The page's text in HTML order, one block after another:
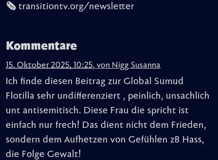
🗞️ transitiontv.org/newsletter
Kommentare
15. Oktober 2025, 10:25, von Nigg Susanna
Ich finde diesen Beitrag zur Global Sumud
Flotilla sehr undifferenziert , peinlich, unsachlich
unt antisemitisch. Diese Frau die spricht ist
einfach nur frech! Das dient nicht dem Frieden,
sondern dem Aufhetzen von Gefühlen zB Hass,
die Folge Gewalt!